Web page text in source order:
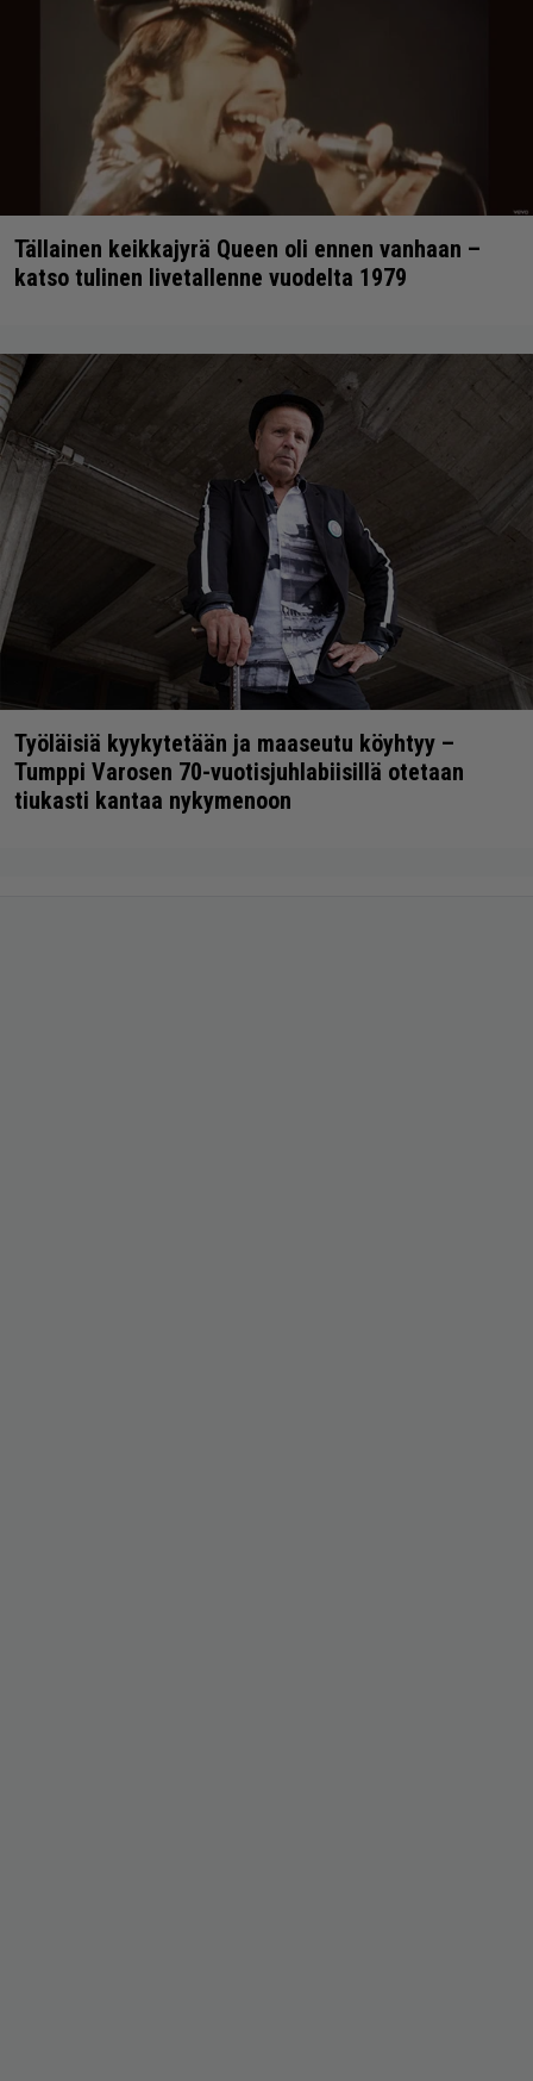
Tällainen keikkajyrä Queen oli ennen vanhaan –
katso tulinen livetallenne vuodelta 1979
Työläisiä kyykytetään ja maaseutu köyhtyy –
Tumppi Varosen 70-vuotisjuhlabiisillä otetaan
tiukasti kantaa nykymenoon